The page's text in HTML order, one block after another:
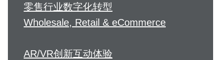
零售行业数字化转型
Wholesale, Retail & eCommerce
AR/VR创新互动体验